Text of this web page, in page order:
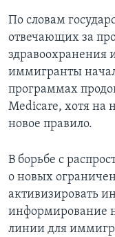
По словам
отвечающих за
здравоохранения
иммигранты
программах
Medicare, хотя на
новое правило.
В борьбе с
о новых
активизировать
информирование
линии для